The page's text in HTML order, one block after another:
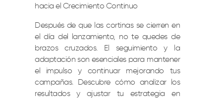
hacia el Crecimiento Continuo
Después de que las cortinas se cierren en
el día del lanzamiento, no te quedes de
brazos cruzados. El seguimiento y la
adaptación son esenciales para mantener
el impulso y continuar mejorando tus
campañas. Descubre cómo analizar los
resultados y ajustar tu estrategia en